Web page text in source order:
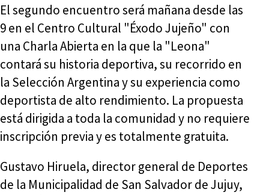
El segundo encuentro será mañana desde las
9 en el Centro Cultural "Éxodo Jujeño" con
una Charla Abierta en la que la "Leona"
contará su historia deportiva, su recorrido en
la Selección Argentina y su experiencia como
deportista de alto rendimiento. La propuesta
está dirigida a toda la comunidad y no requiere
inscripción previa y es totalmente gratuita.
Gustavo Hiruela, director general de Deportes
de la Municipalidad de San Salvador de Jujuy,